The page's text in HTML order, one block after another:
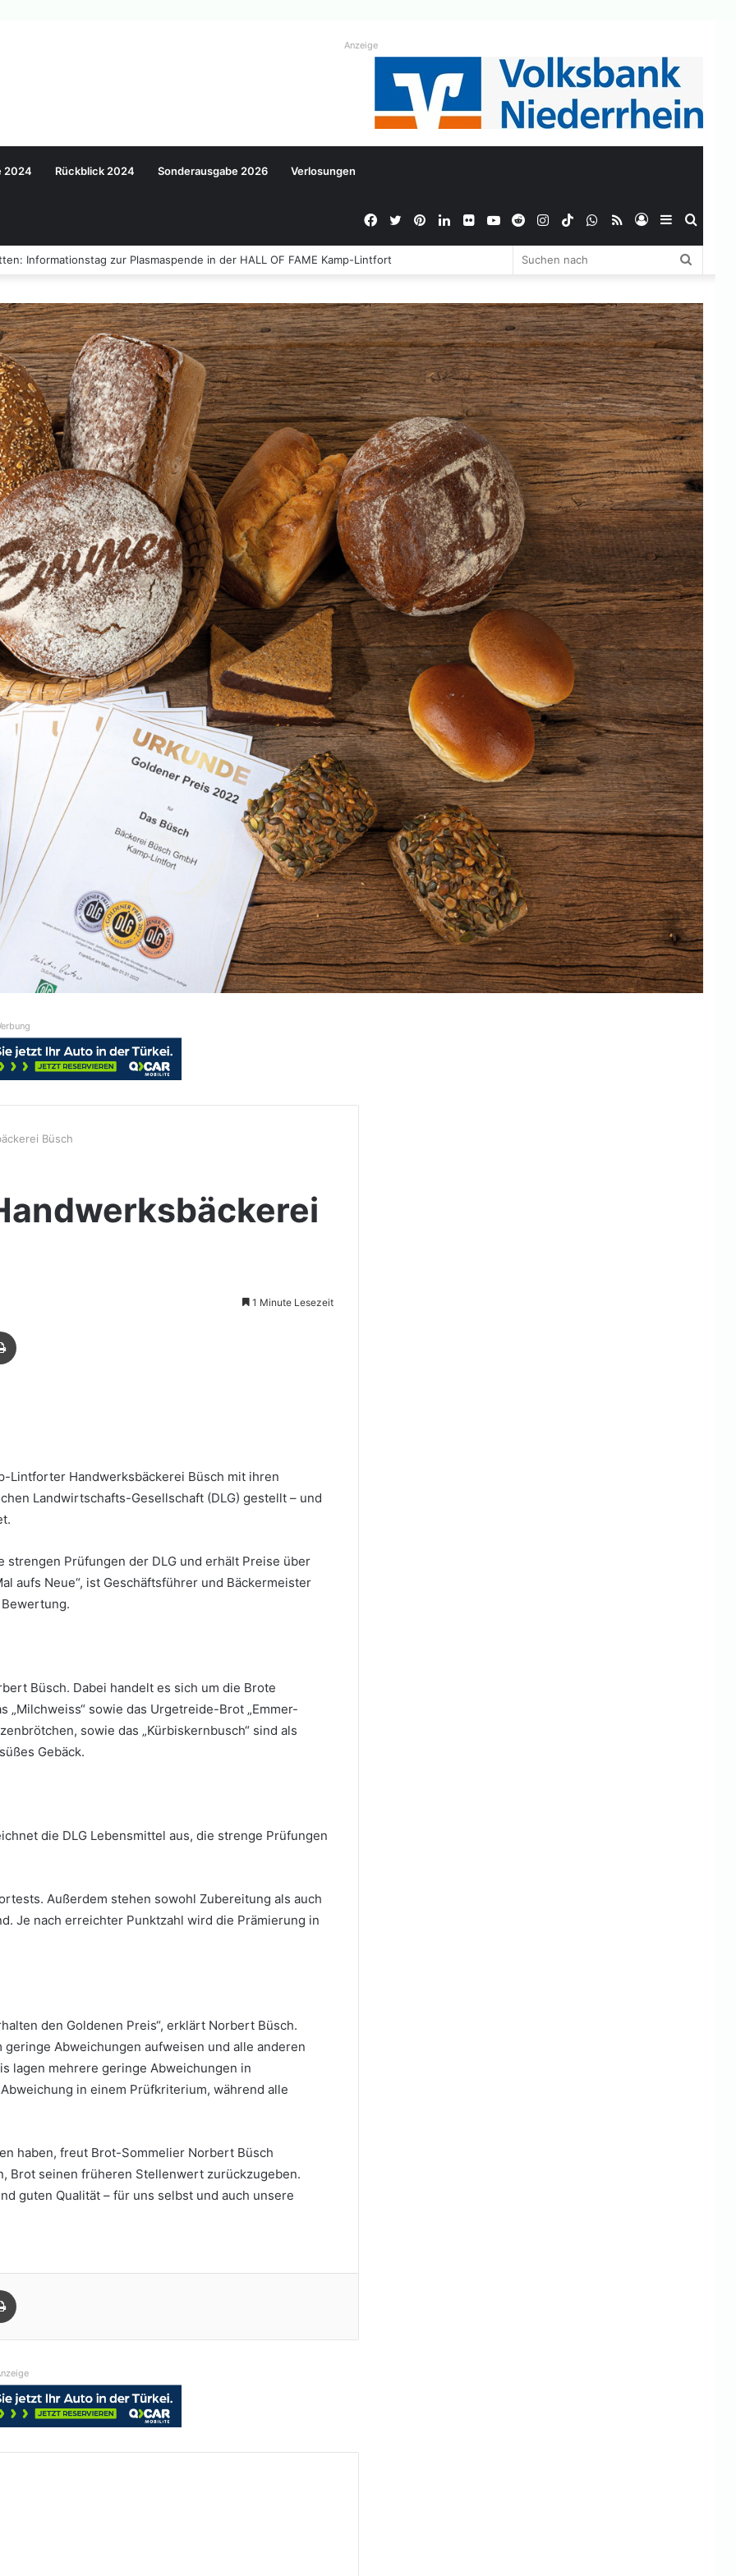
Anzeige
2024 Rückblick 2024 Sonderausgabe 2026 Verlosungen
Sidebar
Anmelden
RSS
WhatsApp
TikTok
Instagram
Reddit
YouTube
Flickr
LinkedIn
Pinterest
Twitter
Facebook
Informationstag zur Plasmaspende in der HALL OF FAME Kamp-Lintfort
Büsch
1 Minute Lesezeit
Lintforter Handwerksbäckerei Büsch mit ihren
Landwirtschafts-Gesellschaft (DLG) gestellt – und
Prüfungen der DLG und erhält Preise über
aufs Neue“, ist Geschäftsführer und Bäckermeister
Büsch. Dabei handelt es sich um die Brote
„Milchweiss“ sowie das Urgetreide-Brot „Emmer-
sowie das „Kürbiskernbusch“ sind als
Gebäck.
die DLG Lebensmittel aus, die strenge Prüfungen
Außerdem stehen sowohl Zubereitung als auch
Je nach erreichter Punktzahl wird die Prämierung in
den Goldenen Preis“, erklärt Norbert Büsch.
Abweichungen aufweisen und alle anderen
lagen mehrere geringe Abweichungen in
in einem Prüfkriterium, während alle
haben, freut Brot-Sommelier Norbert Büsch
Brot seinen früheren Stellenwert zurückzugeben.
guten Qualität – für uns selbst und auch unsere